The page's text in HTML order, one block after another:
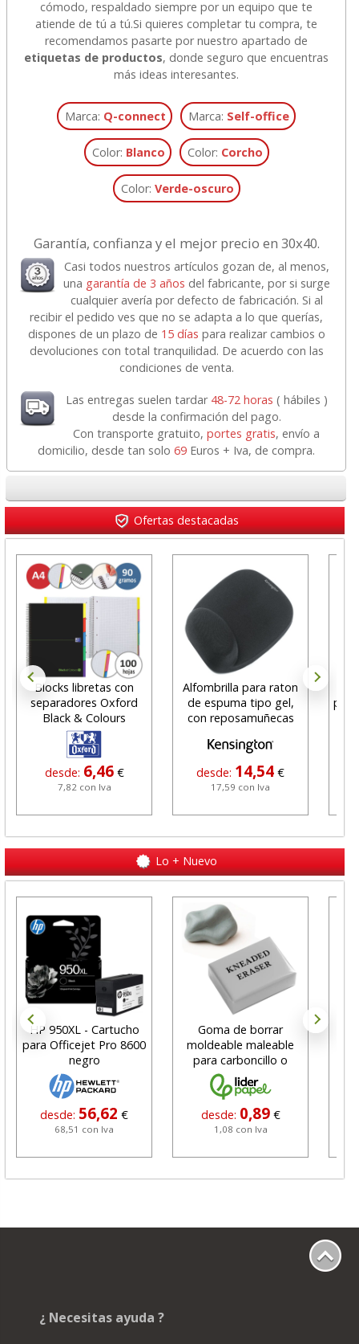
cómodo, respaldado siempre por un equipo que te
atiende de tú a tú.Si quieres completar tu compra, te
recomendamos pasarte por nuestro apartado de
etiquetas de productos, donde seguro que encuentras
más ideas interesantes.
Marca: Q-connect Marca: Self-office
Color: Blanco Color: Corcho
Color: Verde-oscuro
Garantía, confianza y el mejor precio en 30x40.
Casi todos nuestros artículos gozan de, al menos,
una garantía de 3 años del fabricante, por si surge
cualquier avería por defecto de fabricación. Si al
recibir el pedido ves que no se adapta a lo que querías,
dispones de un plazo de 15 días para realizar cambios o
devoluciones con total tranquilidad. De acuerdo con las
condiciones de venta.
Las entregas suelen tardar 48-72 horas ( hábiles )
desde la confirmación del pago.
Con transporte gratuito,portes gratis, envío a
domicilio, desde tan solo69 Euros + Iva, de compra.
Ofertas destacadas
Blocks libretas con
separadores Oxford
Black & Colours
desde: 6,46 €
7,82 con Iva
Alfombrilla para raton
de espuma tipo gel,
con reposamuñecas
desde: 14,54 €
17,59 con Iva
Lo + Nuevo
HP 950XL - Cartucho
para Officejet Pro 8600
negro
desde: 56,62 €
68,51 con Iva
Goma de borrar
moldeable maleable
para carboncillo o
grafito
desde: 0,89 €
1,08 con Iva
¿ Necesitas ayuda ?